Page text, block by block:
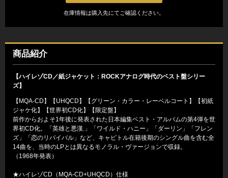
在庫情報は購入先にてご確認ください。
商品紹介
【ハイレゾCD／紙ジャケット：ROCKアナログ時代のベスト盤シリー
ズ】
【MQA-CD】【UHQCD】【グリーン・カラー・レーベルコート】【初紙
ジャケ化】【世界初CD化】【限定盤】
前作からおよそ1年後に発表された日本編集ベスト・アルバムの第4弾を世
界初CD化。「英雄と悪漢.」「ワイルド・ハニー」「ダーリン」「フレン
ズ」「恋のリバイバル」など、キャピトル在籍後期のシングル曲を含む全
14曲を、当時のLPとは異なるモノラル・ヴァージョンで収録。
（1968年発表）
★ハイレゾCD（MQA-CD+UHQCD）仕様